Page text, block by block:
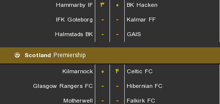
Hammarby IF
۳ ۰
BK Hacken
IFK Goteborg
- -
Kalmar FF
Halmstads BK
- - GAIS
Scotland Premiership
Kilmarnock
۰ ۴
Celtic FC
Glasgow Rangers FC
- -
Hibernian FC
Motherwell
- -
Falkirk FC